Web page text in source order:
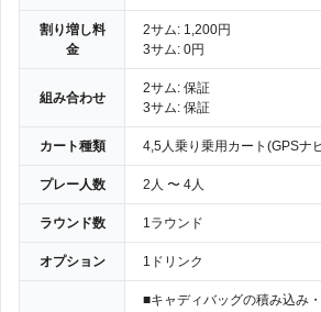
割り増し料
金
2サム: 1,200円
3サム: 0円
組み合わせ
2サム: 保証
3サム: 保証
カート種類 4,5人乗り乗用カート(GPSナ
プレー人数 2人 〜 4人
ラウンド数 1ラウンド
オプション 1ドリンク
■キャディバッグの積み込み